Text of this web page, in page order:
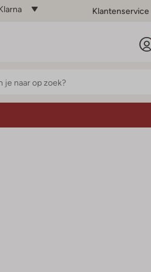
Klantenservice